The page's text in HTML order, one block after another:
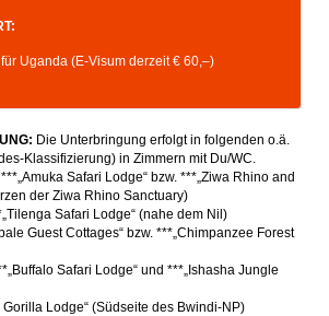
Uganda (E-Visum derzeit € 60,–)
Die Unterbringung erfolgt in folgenden o.ä.
Klassifizierung) in Zimmern mit Du/WC.
Safari Lodge“ bzw. ***„Ziwa Rhino and
der Ziwa Rhino Sanctuary)
Safari Lodge“ (nahe dem Nil)
Guest Cottages“ bzw. ***„Chimpanzee Forest
Safari Lodge“ und ***„Ishasha Jungle
Gorilla Lodge“ (Südseite des Bwindi-NP)